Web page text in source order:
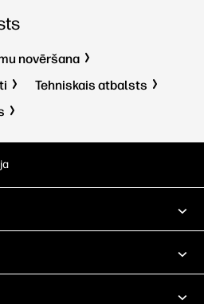
novēršana
Tehniskais atbalsts